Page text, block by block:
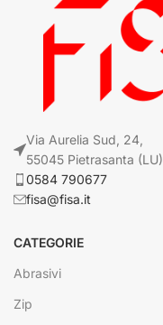
Via Aurelia Sud, 24,
55045 Pietrasanta (LU)
0584 790677
fisa@fisa.it
CATEGORIE
Abrasivi
Zip